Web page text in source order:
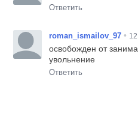
Ответить
roman_ismailov_97 •
освобожден от
увольнение
Ответить